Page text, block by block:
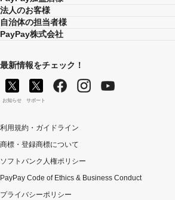
法人のお客様
自治体の担当者様
PayPay株式会社
最新情報をチェック！
お知らせ サポート
利用規約・ガイドライン
商標・登録商標について
ソフトバンク人権ポリシー
PayPay Code of Ethics & Business Conduct
プライバシーポリシー